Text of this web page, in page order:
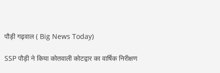
पौड़ी गढ़वाल ( Big News Today)
SSP पौड़ी ने किया कोतवाली कोटद्वार का वार्षिक निरीक्षण